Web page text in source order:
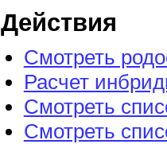
Действия
Смотреть
Расчет
Смотреть
Смотреть